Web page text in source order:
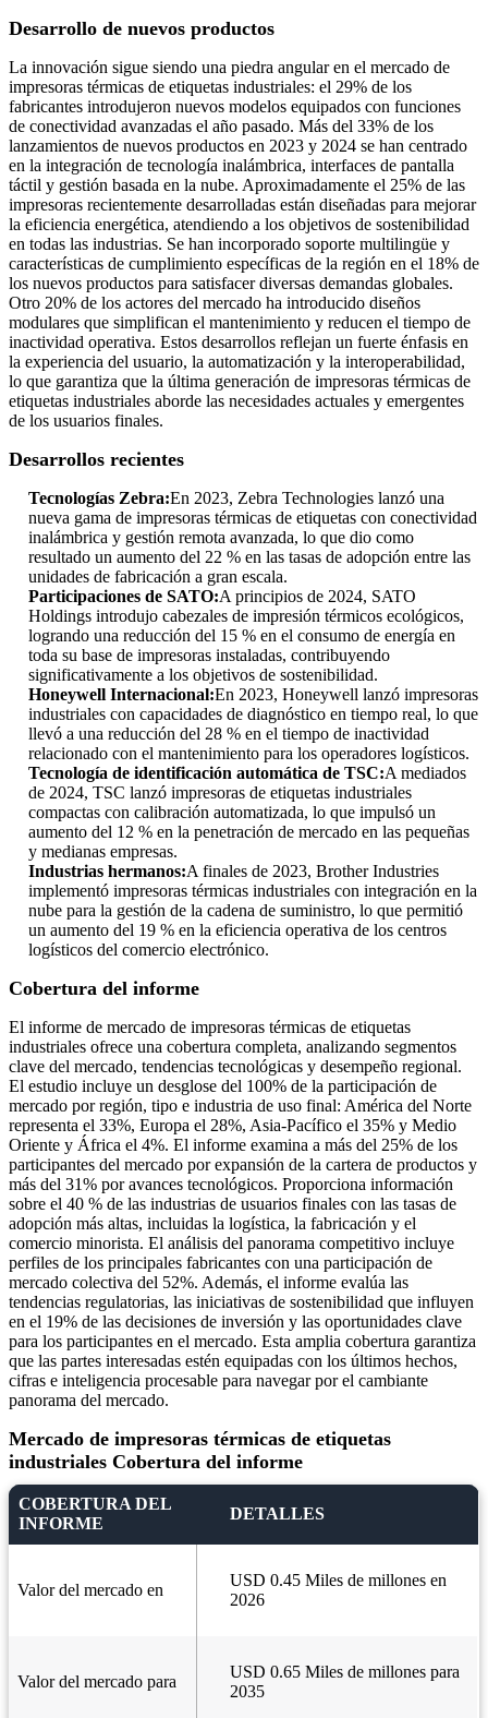
Desarrollo de nuevos productos
La innovación sigue siendo una piedra angular en el mercado de
impresoras térmicas de etiquetas industriales: el 29% de los
fabricantes introdujeron nuevos modelos equipados con funciones
de conectividad avanzadas el año pasado. Más del 33% de los
lanzamientos de nuevos productos en 2023 y 2024 se han centrado
en la integración de tecnología inalámbrica, interfaces de pantalla
táctil y gestión basada en la nube. Aproximadamente el 25% de las
impresoras recientemente desarrolladas están diseñadas para mejorar
la eficiencia energética, atendiendo a los objetivos de sostenibilidad
en todas las industrias. Se han incorporado soporte multilingüe y
características de cumplimiento específicas de la región en el 18% de
los nuevos productos para satisfacer diversas demandas globales.
Otro 20% de los actores del mercado ha introducido diseños
modulares que simplifican el mantenimiento y reducen el tiempo de
inactividad operativa. Estos desarrollos reflejan un fuerte énfasis en
la experiencia del usuario, la automatización y la interoperabilidad,
lo que garantiza que la última generación de impresoras térmicas de
etiquetas industriales aborde las necesidades actuales y emergentes
de los usuarios finales.
Desarrollos recientes
Tecnologías Zebra:En 2023, Zebra Technologies lanzó una
nueva gama de impresoras térmicas de etiquetas con conectividad
inalámbrica y gestión remota avanzada, lo que dio como
resultado un aumento del 22 % en las tasas de adopción entre las
unidades de fabricación a gran escala.
Participaciones de SATO:A principios de 2024, SATO
Holdings introdujo cabezales de impresión térmicos ecológicos,
logrando una reducción del 15 % en el consumo de energía en
toda su base de impresoras instaladas, contribuyendo
significativamente a los objetivos de sostenibilidad.
Honeywell Internacional:En 2023, Honeywell lanzó impresoras
industriales con capacidades de diagnóstico en tiempo real, lo que
llevó a una reducción del 28 % en el tiempo de inactividad
relacionado con el mantenimiento para los operadores logísticos.
Tecnología de identificación automática de TSC:A mediados
de 2024, TSC lanzó impresoras de etiquetas industriales
compactas con calibración automatizada, lo que impulsó un
aumento del 12 % en la penetración de mercado en las pequeñas
y medianas empresas.
Industrias hermanos:A finales de 2023, Brother Industries
implementó impresoras térmicas industriales con integración en la
nube para la gestión de la cadena de suministro, lo que permitió
un aumento del 19 % en la eficiencia operativa de los centros
logísticos del comercio electrónico.
Cobertura del informe
El informe de mercado de impresoras térmicas de etiquetas
industriales ofrece una cobertura completa, analizando segmentos
clave del mercado, tendencias tecnológicas y desempeño regional.
El estudio incluye un desglose del 100% de la participación de
mercado por región, tipo e industria de uso final: América del Norte
representa el 33%, Europa el 28%, Asia-Pacífico el 35% y Medio
Oriente y África el 4%. El informe examina a más del 25% de los
participantes del mercado por expansión de la cartera de productos y
más del 31% por avances tecnológicos. Proporciona información
sobre el 40 % de las industrias de usuarios finales con las tasas de
adopción más altas, incluidas la logística, la fabricación y el
comercio minorista. El análisis del panorama competitivo incluye
perfiles de los principales fabricantes con una participación de
mercado colectiva del 52%. Además, el informe evalúa las
tendencias regulatorias, las iniciativas de sostenibilidad que influyen
en el 19% de las decisiones de inversión y las oportunidades clave
para los participantes en el mercado. Esta amplia cobertura garantiza
que las partes interesadas estén equipadas con los últimos hechos,
cifras e inteligencia procesable para navegar por el cambiante
panorama del mercado.
Mercado de impresoras térmicas de etiquetas
industriales Cobertura del informe
COBERTURA DEL
INFORME
DETALLES
Valor del mercado en
USD 0.45 Miles de millones en
2026
Valor del mercado para
USD 0.65 Miles de millones para
2035